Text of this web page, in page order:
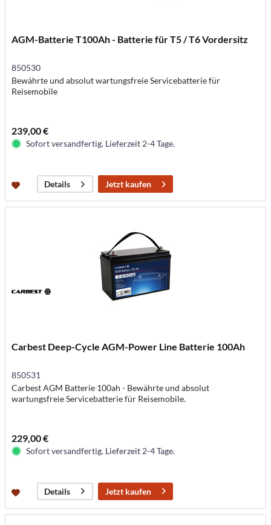
AGM-Batterie T100Ah - Batterie für T5 / T6 Vordersitz
850530
Bewährte und absolut wartungsfreie Servicebatterie für
Reisemobile
239,00 €
Sofort versandfertig. Lieferzeit 2-4 Tage.
Details Jetzt kaufen
Carbest Deep-Cycle AGM-Power Line Batterie 100Ah
850531
Carbest AGM Batterie 100ah - Bewährte und absolut
wartungsfreie Servicebatterie für Reisemobile.
229,00 €
Sofort versandfertig. Lieferzeit 2-4 Tage.
Details Jetzt kaufen